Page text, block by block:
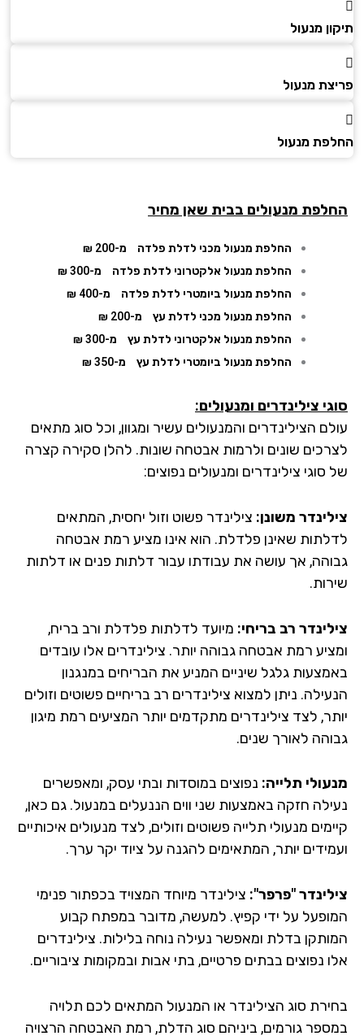
מנעול
מנעול
מנעול
מנעולים בבית שאן מחיר
החלפת מנעול מכני לדלת פלדה
מ-200 ₪
החלפת מנעול אלקטרוני לדלת פלדה
מ-300 ₪
החלפת מנעול ביומטרי לדלת פלדה
מ-400 ₪
החלפת מנעול מכני לדלת עץ
מ-200 ₪
החלפת מנעול אלקטרוני לדלת עץ
מ-300 ₪
החלפת מנעול ביומטרי לדלת עץ
מ-350 ₪
צילינדרים ומנעולים:
הצילינדרים והמנעולים עשיר ומגוון, וכל סוג מתאים
שונים ולרמות אבטחה שונות. להלן סקירה קצרה
סוגי צילינדרים ומנעולים נפוצים:
משונן:צילינדר פשוט וזול יחסית, המתאים
שאינן פלדלת. הוא אינו מציע רמת אבטחה
אך עושה את עבודתו עבור דלתות פנים או דלתות
רב בריחי:מיועד לדלתות פלדלת ורב בריח,
רמת אבטחה גבוהה יותר. צילינדרים אלו עובדים
גלגל שיניים המניע את הבריחים במנגנון
ניתן למצוא צילינדרים רב בריחיים פשוטים וזולים
לצד צילינדרים מתקדמים יותר המציעים רמת מיגון
לאורך שנים.
תלייה:נפוצים במוסדות ובתי עסק, ומאפשרים
חזקה באמצעות שני ווים הננעלים במנעול. גם כאן,
מנעולי תלייה פשוטים וזולים, לצד מנעולים איכותיים
יותר, המתאימים להגנה על ציוד יקר ערך.
"פרפר":צילינדר מיוחד המצויד בכפתור פנימי
על ידי קפיץ. למעשה, מדובר במפתח קבוע
בדלת ומאפשר נעילה נוחה בלילות. צילינדרים
נפוצים בבתים פרטיים, בתי אבות ובמקומות ציבוריים.
סוג הצילינדר או המנעול המתאים לכם תלויה
גורמים, ביניהם סוג הדלת, רמת האבטחה הרצויה